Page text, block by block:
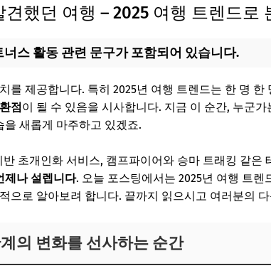
의 변화를 선사하는 순간
심 비교 – 변화의 키워드
어떻게 관계에 관여할까?
참여 행태 변화 요약
새로운 면을 경험하는 실전 팁
견한 여행 – 자주 묻는 질문 6가지
했던 여행 – 2025 여행 트렌드로
스 활동 관련 문구가 포함되어 있습니다.
를 제공합니다. 특히 2025년 여행 트렌드는 한 명 한
점이 될 수 있음을 시사합니다. 지금 이 순간, 누군
새롭게 마주하고 있겠죠.
초개인화 서비스, 캠프파이어와 승마 트래킹 같은
제나 설렙니다. 오늘 포스팅에서는 2025년 여행 트
으로 알아보려 합니다. 끝까지 읽으시고 여러분의
의 변화를 선사하는 순간